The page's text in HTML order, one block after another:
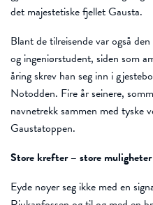
det majestetiske fjellet Gausta.
Blant de tilreisende var også
og ingeniørstudent, siden som
åring skrev han seg inn i
Notodden. Fire år seinere,
navnetrekk sammen med tyske
Gaustatoppen.
Store krefter – store muligheter
Eyde nøyer seg ikke med en